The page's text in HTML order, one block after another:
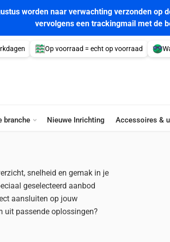
worden naar verwachting verzonden op
vervolgens een trackingmail met de
Op voorraad = echt op voorraad
branche Nieuwe Inrichting Accessoires &
Tegelzetter
snelheid en gemak in je
geselecteerd aanbod
aansluiten op jouw
uit passende oplossingen?